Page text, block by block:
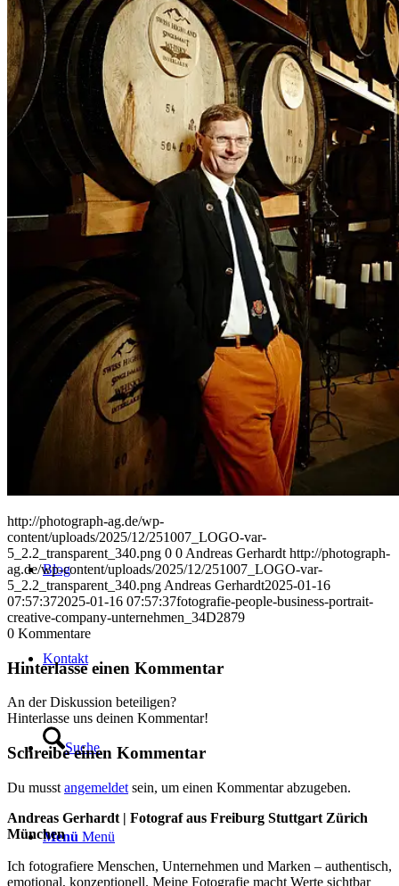
Lifestyle
Corporate
Sports
Uniques
Projects
Blog
Kontakt
Suche
Menü Menü
http://photograph-ag.de/wp-
content/uploads/2025/12/251007_LOGO-var-
5_2.2_transparent_340.png 0 0 Andreas Gerhardt http://photograph-
ag.de/wp-content/uploads/2025/12/251007_LOGO-var-
5_2.2_transparent_340.png Andreas Gerhardt2025-01-16
07:57:372025-01-16 07:57:37fotografie-people-business-portrait-
creative-company-unternehmen_34D2879
0 Kommentare
Hinterlasse einen Kommentar
An der Diskussion beteiligen?
Hinterlasse uns deinen Kommentar!
Schreibe einen Kommentar
Du musst angemeldet sein, um einen Kommentar abzugeben.
Andreas Gerhardt | Fotograf aus Freiburg Stuttgart Zürich
München
Ich fotografiere Menschen, Unternehmen und Marken – authentisch,
emotional, konzeptionell. Meine Fotografie macht Werte sichtbar